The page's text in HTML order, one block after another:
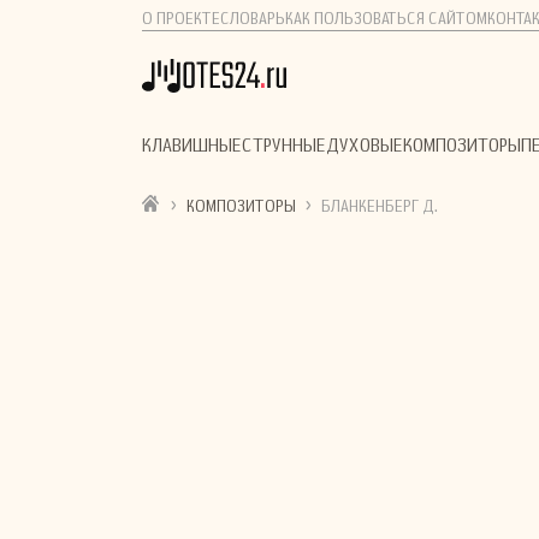
О ПРОЕКТЕСЛОВАРЬ КАК ПОЛЬЗОВАТЬСЯ САЙТОМ
КЛАВИШНЫЕСТРУННЫЕДУХОВЫЕКОМПОЗИТОРЫ
› КОМПОЗИТОРЫ › БЛАНКЕНБЕРГ Д.